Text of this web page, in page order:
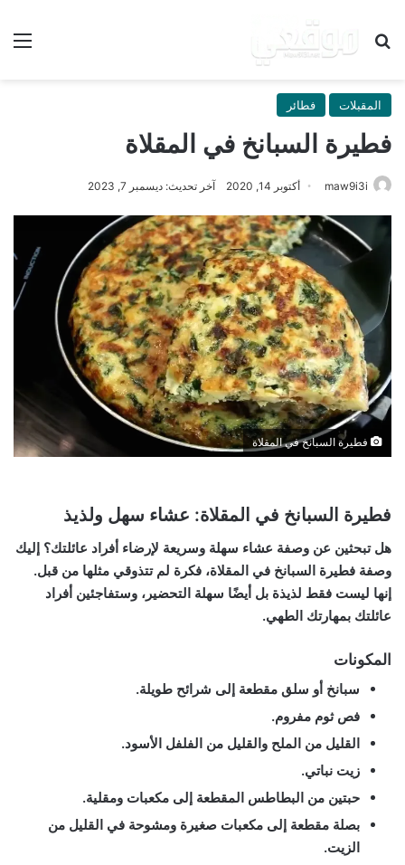
بحث عن
المقبلات فطائر
فطيرة السبانخ في المقلاة
maw9i3i أكتوبر 14, 2020 آخر تحديث: ديسمبر 7, 2023
فطيرة السبانخ في المقلاة
فطيرة السبانخ في المقلاة: عشاء سهل ولذيذ
هل تبحثين عن وصفة عشاء سهلة وسريعة لإرضاء أفراد عائلتك؟ إليك
وصفة فطيرة السبانخ في المقلاة، فكرة لم تتذوقي مثلها من قبل.
إنها ليست فقط لذيذة بل أيضًا سهلة التحضير، وستفاجئين أفراد
عائلتك بمهارتك الطهي.
المكونات
سبانخ أو سلق مقطعة إلى شرائح طويلة.
فص ثوم مفروم.
القليل من الملح والقليل من الفلفل الأسود.
زيت نباتي.
حبتين من البطاطس المقطعة إلى مكعبات ومقلية.
بصلة مقطعة إلى مكعبات صغيرة ومشوحة في القليل من
الزيت.